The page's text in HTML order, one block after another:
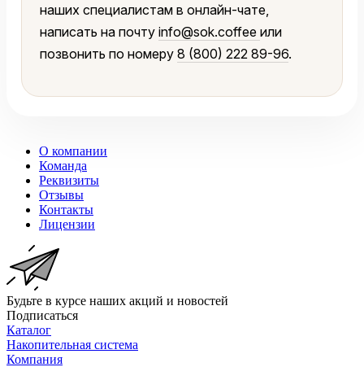
наших специалистам в онлайн-чате,
написать на почту info@sok.coffee или
позвонить по номеру 8 (800) 222 89-96.
О компании
Команда
Реквизиты
Отзывы
Контакты
Лицензии
Будьте в курсе наших акций и новостей
Подписаться
Каталог
Накопительная система
Компания